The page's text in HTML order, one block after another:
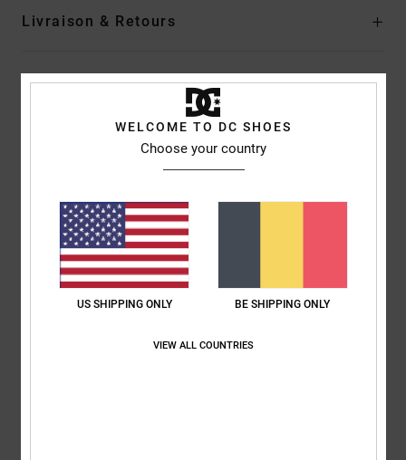
Livraison & Retours
Note moyenne
1.0
basé sur1 avis vérifiés
0% de nos clients recommandent ce produit
WELCOME TO DC SHOES
Choose your country
US SHIPPING ONLY BE SHIPPING ONLY
VIEW ALL COUNTRIES